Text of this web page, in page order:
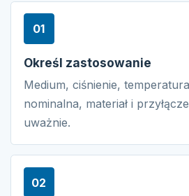
01
Określ zastosowanie
Medium, ciśnienie,
nominalna, materiał i
uważnie.
02